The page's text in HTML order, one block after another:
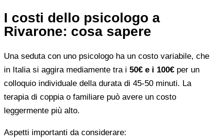
I costi dello psicologo a
Rivarone: cosa sapere
Una seduta con uno psicologo ha un costo variabile, che
in Italia si aggira mediamente tra i 50€ e i 100€ per un
colloquio individuale della durata di 45-50 minuti. La
terapia di coppia o familiare può avere un costo
leggermente più alto.
Aspetti importanti da considerare: